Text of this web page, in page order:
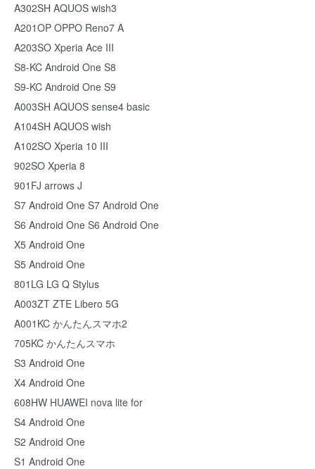
A302SH AQUOS wish3
A201OP OPPO Reno7 A
A203SO Xperia Ace III
S8-KC Android One S8
S9-KC Android One S9
A003SH AQUOS sense4 basic
A104SH AQUOS wish
A102SO Xperia 10 III
902SO Xperia 8
901FJ arrows J
S7 Android One S7 Android One
S6 Android One S6 Android One
X5 Android One
S5 Android One
801LG LG Q Stylus
A003ZT ZTE Libero 5G
A001KC かんたんスマホ2
705KC かんたんスマホ
S3 Android One
X4 Android One
608HW HUAWEI nova lite for
S4 Android One
S2 Android One
S1 Android One